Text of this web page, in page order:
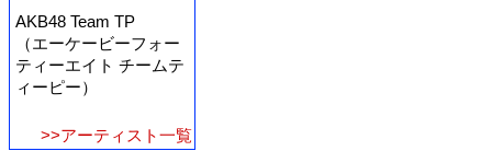
AKB48 Team TP
（エーケービーフォー
ティーエイト チームテ
ィーピー）
>>アーティスト一覧